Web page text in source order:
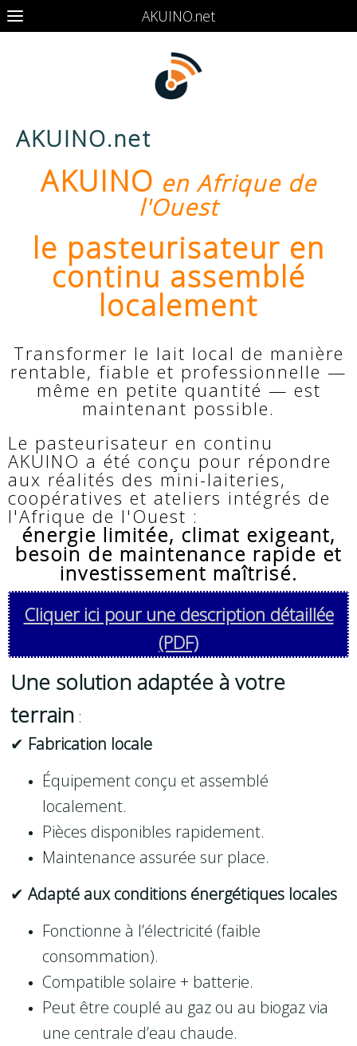
AKUINO.net
AKUINO.net
AKUINO en Afrique de
l'Ouest
le pasteurisateur en
continu assemblé
localement
Transformer le lait local de manière
rentable, fiable et professionnelle —
même en petite quantité — est
maintenant possible.
Le pasteurisateur en continu
AKUINO a été conçu pour répondre
aux réalités des mini-laiteries,
coopératives et ateliers intégrés de
l'Afrique de l'Ouest :
énergie limitée, climat exigeant,
besoin de maintenance rapide et
investissement maîtrisé.
Cliquer ici pour une description détaillée
(PDF)
Une solution adaptée à votre
terrain :
✔ Fabrication locale
Équipement conçu et assemblé
localement.
Pièces disponibles rapidement.
Maintenance assurée sur place.
✔ Adapté aux conditions énergétiques locales
Fonctionne à l’électricité (faible
consommation).
Compatible solaire + batterie.
Peut être couplé au gaz ou au biogaz via
une centrale d’eau chaude.